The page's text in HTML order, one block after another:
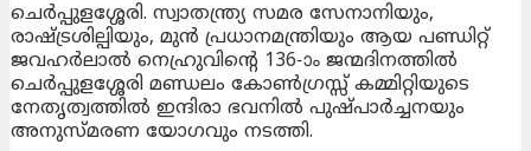
ചെർപ്പുളശ്ശേരി. സ്വാതന്ത്ര്യ സമര സേനാനിയും,
രാഷ്ട്രശില്പിയും, മുൻ പ്രധാനമന്ത്രിയും ആയ പണ്ഡിറ്റ്
ജവഹർലാൽ നെഹ്രുവിൻ്റെ 136-ാം ജന്മദിനത്തിൽ
ചെർപ്പുളശ്ശേരി മണ്ഡലം കോൺഗ്രസ്സ് കമ്മിറ്റിയുടെ
നേതൃത്വത്തിൽ ഇന്ദിരാ ഭവനിൽ പുഷ്പാർച്ചനയും
അനുസ്മരണ യോഗവും നടത്തി.